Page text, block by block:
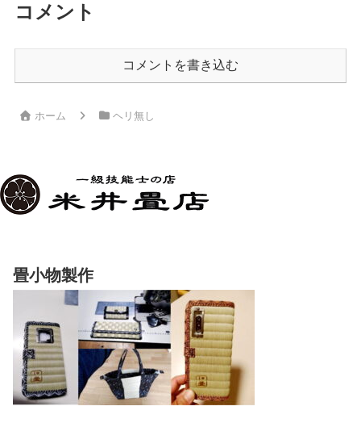
コメント
コメントを書き込む
ホーム ヘリ無し
畳小物製作